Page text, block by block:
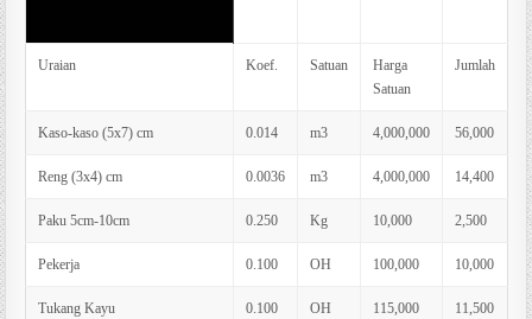
Uraian Koef. Satuan
Harga
Satuan
Jumlah
Kaso-kaso (5x7) cm 0.014 m3 4,000,000 56,000
Reng (3x4) cm 0.0036 m3 4,000,000 14,400
Paku 5cm-10cm 0.250 Kg 10,000 2,500
Pekerja 0.100 OH 100,000 10,000
Tukang Kayu 0.100 OH 115,000 11,500